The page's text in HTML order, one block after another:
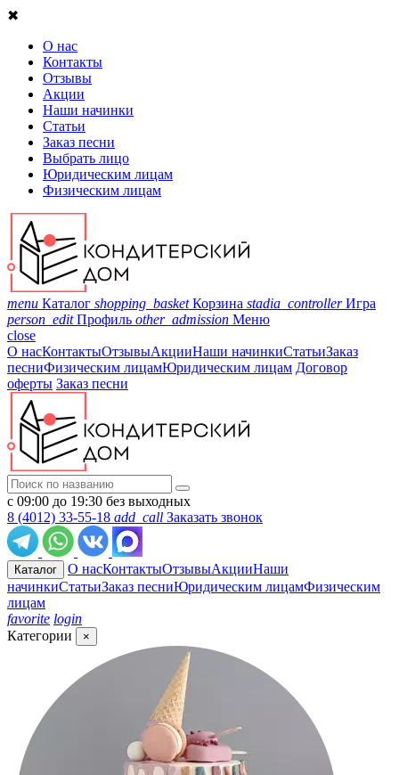
✖
О нас
Контакты
Отзывы
Акции
Наши начинки
Статьи
Заказ песни
Выбрать лицо
Юридическим лицам
Физическим лицам
menu Каталог shopping_basket Корзина stadia_controller Игра
person_edit Профиль other_admission Меню
close
О насКонтактыОтзывыАкцииНаши начинкиСтатьиЗаказ
песниФизическим лицамЮридическим лицам Договор
оферты Заказ песни
с 09:00 до 19:30 без выходных
8 (4012) 33-55-18 add_call Заказать звонок
Каталог О насКонтактыОтзывыАкцииНаши
начинкиСтатьиЗаказ песниЮридическим лицамФизическим
лицам
favorite login
Категории
×